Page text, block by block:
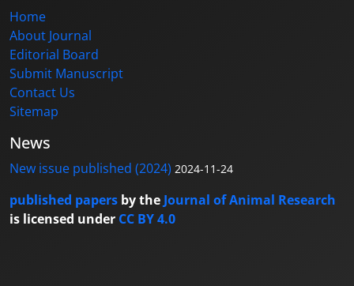
Home
About Journal
Editorial Board
Submit Manuscript
Contact Us
Sitemap
News
New issue published (2024) 2024-11-24
published papers by the Journal of Animal Research
is licensed under CC BY 4.0